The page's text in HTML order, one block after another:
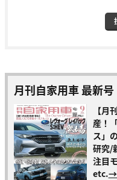
月刊自家用車 最新号
【月
産！
ス」
研究/
注目
etc.→